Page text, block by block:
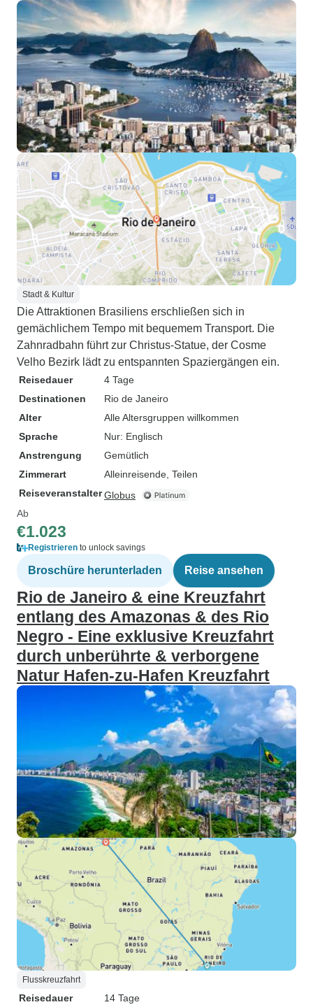
Stadt & Kultur
Die Attraktionen Brasiliens erschließen sich in
gemächlichem Tempo mit bequemem Transport. Die
Zahnradbahn führt zur Christus-Statue, der Cosme
Velho Bezirk lädt zu entspannten Spaziergängen ein.
Reisedauer
4 Tage
Destinationen
Rio de Janeiro
Alter
Alle Altersgruppen willkommen
Sprache
Nur: Englisch
Anstrengung
Gemütlich
Zimmerart
Alleinreisende, Teilen
ReiseveranstalterGlobus
Ab
€1.023
Registrieren to unlock savings
Broschüre herunterladen Reise ansehen
Rio de Janeiro & eine Kreuzfahrt
entlang des Amazonas & des Rio
Negro - Eine exklusive Kreuzfahrt
durch unberührte & verborgene
Natur Hafen-zu-Hafen Kreuzfahrt
Flusskreuzfahrt
Reisedauer 14 Tage